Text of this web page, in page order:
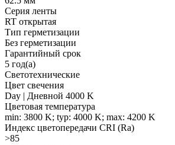
Серия ленты
RT открытая
Тип герметизации
Без герметизации
Гарантийный срок
5 год(а)
Светотехнические
Цвет свечения
Day | Дневной 4000 K
Цветовая температура
min: 3800 K; typ: 4000 K; max: 4200 K
Индекс цветопередачи CRI (Ra)
>85